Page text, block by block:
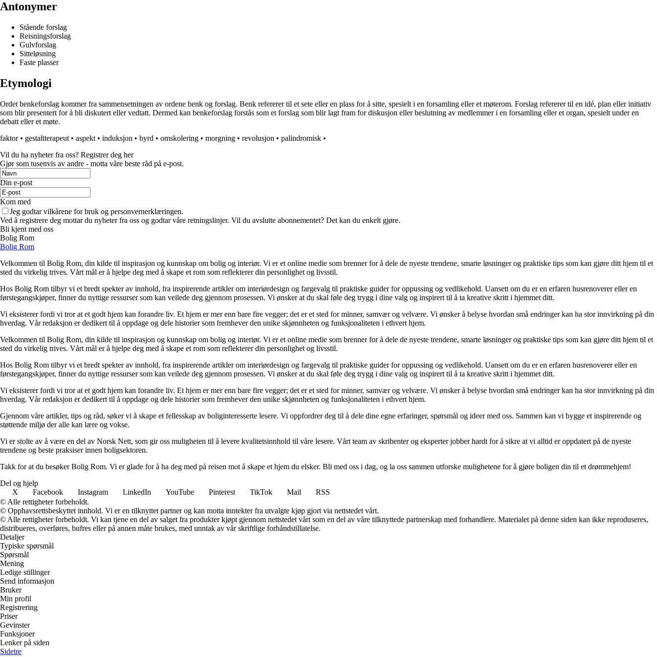
Antonymer
Stående forslag
Reisningsforslag
Gulvforslag
Sitteløsning
Faste plasser
Etymologi
Ordet benkeforslag kommer fra sammensetningen av ordene benk og forslag. Benk refererer til et sete eller en plass for å sitte, spesielt i en forsamling eller et møterom. Forslag refererer til en idé, plan eller initiativ
som blir presentert for å bli diskutert eller vedtatt. Dermed kan benkeforslag forstås som et forslag som blir lagt fram for diskusjon eller beslutning av medlemmer i en forsamling eller et organ, spesielt under en
debatt eller et møte.
faktor• gestaltterapeut • aspekt • induksjon • byrd • omskolering • morgning • revolusjon • palindromisk •
Vil du ha nyheter fra oss? Registrer deg her
Gjør som tusenvis av andre - motta våre beste råd på e-post.
Din e-post
Kom med
Jeg godtar vilkårene for bruk og personvernerklæringen.
Ved å registrere deg mottar du nyheter fra oss og godtar våre retningslinjer. Vil du avslutte abonnementet? Det kan du enkelt gjøre.
Bli kjent med oss
Bolig Rom
Bolig Rom
Velkommen til Bolig Rom, din kilde til inspirasjon og kunnskap om bolig og interiør. Vi er et online medie som brenner for å dele de nyeste trendene, smarte løsninger og praktiske tips som kan gjøre ditt hjem til et
sted du virkelig trives. Vårt mål er å hjelpe deg med å skape et rom som reflekterer din personlighet og livsstil.
Hos Bolig Rom tilbyr vi et bredt spekter av innhold, fra inspirerende artikler om interiørdesign og fargevalg til praktiske guider for oppussing og vedlikehold. Uansett om du er en erfaren husrenoverer eller en
førstegangskjøper, finner du nyttige ressurser som kan veilede deg gjennom prosessen. Vi ønsker at du skal føle deg trygg i dine valg og inspirert til å ta kreative skritt i hjemmet ditt.
Vi eksisterer fordi vi tror at et godt hjem kan forandre liv. Et hjem er mer enn bare fire vegger; det er et sted for minner, samvær og velvære. Vi ønsker å belyse hvordan små endringer kan ha stor innvirkning på din
hverdag. Vår redaksjon er dedikert til å oppdage og dele historier som fremhever den unike skjønnheten og funksjonaliteten i ethvert hjem.
Velkommen til Bolig Rom, din kilde til inspirasjon og kunnskap om bolig og interiør. Vi er et online medie som brenner for å dele de nyeste trendene, smarte løsninger og praktiske tips som kan gjøre ditt hjem til et
sted du virkelig trives. Vårt mål er å hjelpe deg med å skape et rom som reflekterer din personlighet og livsstil.
Hos Bolig Rom tilbyr vi et bredt spekter av innhold, fra inspirerende artikler om interiørdesign og fargevalg til praktiske guider for oppussing og vedlikehold. Uansett om du er en erfaren husrenoverer eller en
førstegangskjøper, finner du nyttige ressurser som kan veilede deg gjennom prosessen. Vi ønsker at du skal føle deg trygg i dine valg og inspirert til å ta kreative skritt i hjemmet ditt.
Vi eksisterer fordi vi tror at et godt hjem kan forandre liv. Et hjem er mer enn bare fire vegger; det er et sted for minner, samvær og velvære. Vi ønsker å belyse hvordan små endringer kan ha stor innvirkning på din
hverdag. Vår redaksjon er dedikert til å oppdage og dele historier som fremhever den unike skjønnheten og funksjonaliteten i ethvert hjem.
Gjennom våre artikler, tips og råd, søker vi å skape et fellesskap av boliginteresserte lesere. Vi oppfordrer deg til å dele dine egne erfaringer, spørsmål og ideer med oss. Sammen kan vi bygge et inspirerende og
støttende miljø der alle kan lære og vokse.
Vi er stolte av å være en del av Norsk Nett, som gir oss muligheten til å levere kvalitetsinnhold til våre lesere. Vårt team av skribenter og eksperter jobber hardt for å sikre at vi alltid er oppdatert på de nyeste
trendene og beste praksiser innen boligsektoren.
Takk for at du besøker Bolig Rom. Vi er glade for å ha deg med på reisen mot å skape et hjem du elsker. Bli med oss i dag, og la oss sammen utforske mulighetene for å gjøre boligen din til et drømmehjem!
Del og hjelp
X
Facebook Instagram LinkedIn YouTube Pinterest TikTok Mail
RSS
© Alle rettigheter forbeholdt.
© Opphavsrettsbeskyttet innhold. Vi er en tilknyttet partner og kan motta inntekter fra utvalgte kjøp gjort via nettstedet vårt.
© Alle rettigheter forbeholdt. Vi kan tjene en del av salget fra produkter kjøpt gjennom nettstedet vårt som en del av våre tilknyttede partnerskap med forhandlere. Materialet på denne siden kan ikke reproduseres,
distribueres, overføres, bufres eller på annen måte brukes, med unntak av vår skriftlige forhåndstillatelse.
Detaljer
Typiske spørsmål
Spørsmål
Mening
Ledige stillinger
Send informasjon
Bruker
Min profil
Registrering
Priser
Gevinster
Funksjoner
Lenker på siden
Sidetre